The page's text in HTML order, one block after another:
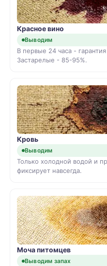
Красное вино
Выводим
В первые 24 часа -
Застарелые - 85-95%.
Кровь
Выводим
Только холодной водой и
фиксирует навсегда.
Моча питомцев
Выводим запах